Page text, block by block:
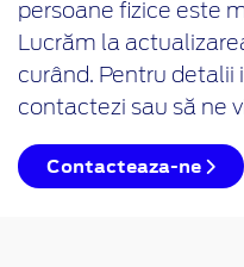
persoane fizice este
Lucrăm la
curând. Pentru detalii
contactezi sau să ne
Contacteaza-ne